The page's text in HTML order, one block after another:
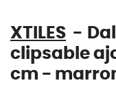
XTILES
clipsable
cm -